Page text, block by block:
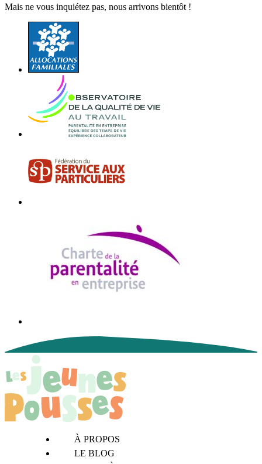
Mais ne vous inquiétez pas, nous arrivons bientôt !
À PROPOS
LE BLOG